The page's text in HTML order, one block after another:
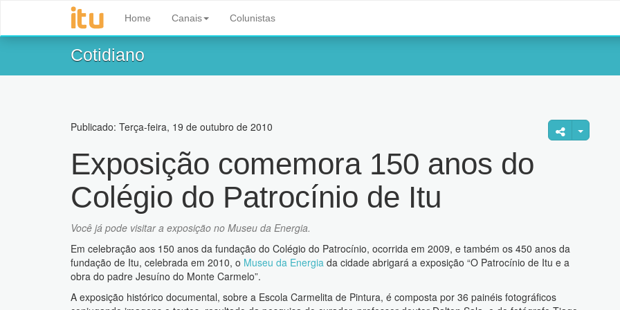
Home Canais Colunistas
Cotidiano
Publicado: Terça-feira, 19 de outubro de 2010
Exposição comemora 150 anos do
Colégio do Patrocínio de Itu
Você já pode visitar a exposição no Museu da Energia.
Em celebração aos 150 anos da fundação do Colégio do Patrocínio, ocorrida em 2009, e também os 450 anos da
fundação de Itu, celebrada em 2010, o Museu da Energia da cidade abrigará a exposição “O Patrocínio de Itu e a
obra do padre Jesuíno do Monte Carmelo”.
A exposição histórico documental, sobre a Escola Carmelita de Pintura, é composta por 36 painéis fotográficos